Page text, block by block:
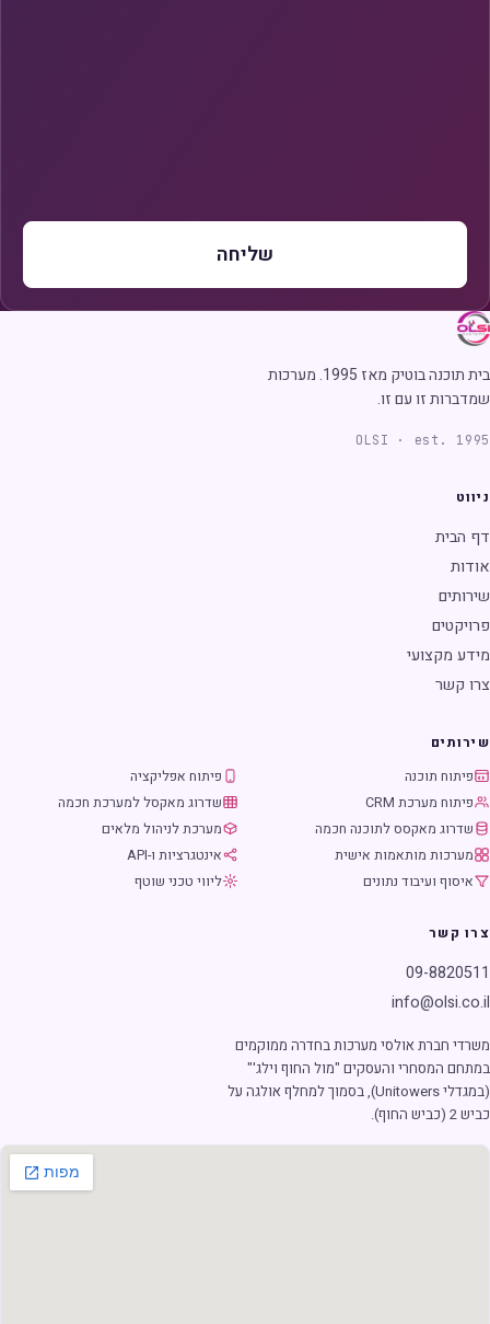
שליחה
בית תוכנה בוטיק מאז 1995. מערכות
שמדברות זו עם זו.
OLSI · est. 1995
ניווט
דף הבית
אודות
שירותים
פרויקטים
מידע מקצועי
צרו קשר
שירותים
פיתוח תוכנה
פיתוח אפליקציה
פיתוח מערכת CRM
שדרוג מאקסל למערכת חכמה
שדרוג מאקסס לתוכנה חכמה
מערכת לניהול מלאים
מערכות מותאמות אישית
אינטגרציות ו-API
איסוף ועיבוד נתונים
ליווי טכני שוטף
צרו קשר
09-8820511
info@olsi.co.il
משרדי חברת אולסי מערכות בחדרה ממוקמים
במתחם המסחרי והעסקים "מול החוף וילג'"
(במגדלי Unitowers), בסמוך למחלף אולגה על
כביש 2 (כביש החוף).